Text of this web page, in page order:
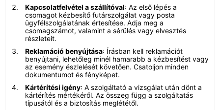
Kapcsolatfelvétel a szállítóval: Az első lépés a
csomagot kézbesítő futárszolgálat vagy posta
ügyfélszolgálatának értesítése. Adja meg a
csomagszámot, valamint a sérülés vagy elvesztés
részleteit.
Reklamáció benyújtása: Írásban kell reklamációt
benyújtani, lehetőleg minél hamarabb a kézbesítést vagy
az esemény észlelését követően. Csatoljon minden
dokumentumot és fényképet.
Kártérítési igény: A szolgáltató a vizsgálat után dönt a
kártérítés mértékéről. Az összeg függ a szolgáltatás
típusától és a biztosítás meglététől.